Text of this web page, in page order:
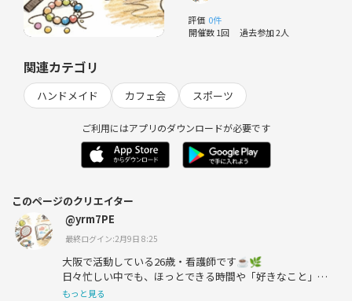
評価 0件
開催数 1回 過去参加 2人
関連カテゴリ
ハンドメイド カフェ会 スポーツ
ご利用にはアプリのダウンロードが必要です
このページのクリエイター
@yrm7PE
最終ログイン:2月9日 8:25
大阪で活動している26歳・看護師です☕️🌿
日々忙しい中でも、ほっとできる時間や「好きなこと」を
大切にしたくてこのサークルを始めました。
もっと見る